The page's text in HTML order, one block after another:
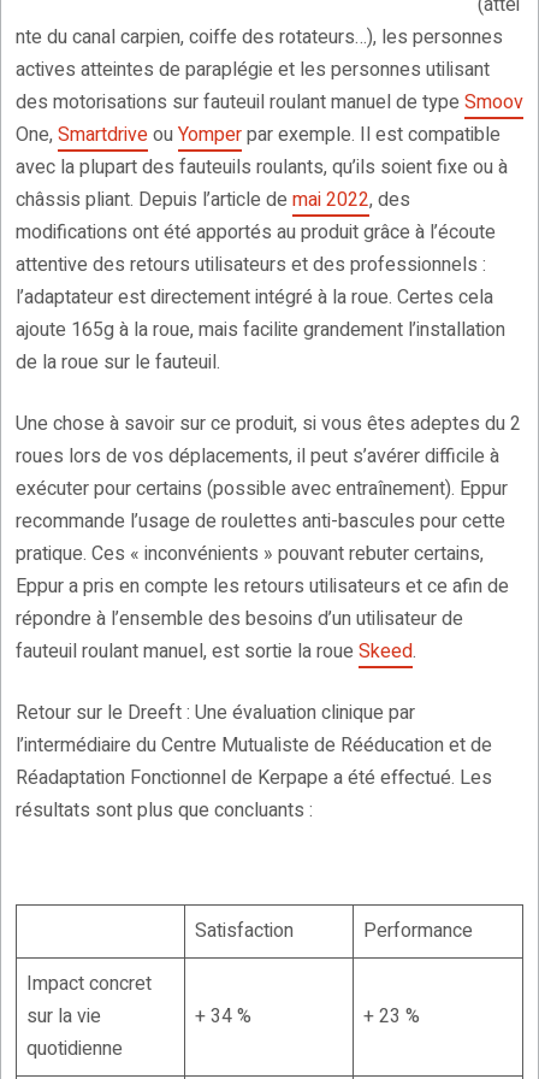
nte du canal carpien, coiffe des rotateurs…), les personnes
actives atteintes de paraplégie et les personnes utilisant
des motorisations sur fauteuil roulant manuel de type Smoov
One,SmartdriveouYomperpar exemple. Il est compatible
avec la plupart des fauteuils roulants, qu’ils soient fixe ou à
châssis pliant. Depuis l’article de mai 2022, des
modifications ont été apportés au produit grâce à l’écoute
attentive des retours utilisateurs et des professionnels :
l’adaptateur est directement intégré à la roue. Certes cela
ajoute 165g à la roue, mais facilite grandement l’installation
de la roue sur le fauteuil.
Une chose à savoir sur ce produit, si vous êtes adeptes du 2
roues lors de vos déplacements, il peut s’avérer difficile à
exécuter pour certains (possible avec entraînement). Eppur
recommande l’usage de roulettes anti-bascules pour cette
pratique. Ces « inconvénients » pouvant rebuter certains,
Eppur a pris en compte les retours utilisateurs et ce afin de
répondre à l’ensemble des besoins d’un utilisateur de
fauteuil roulant manuel, est sortie la roue Skeed.
Retour sur le Dreeft : Une évaluation clinique par
l’intermédiaire du Centre Mutualiste de Rééducation et de
Réadaptation Fonctionnel de Kerpape a été effectué. Les
résultats sont plus que concluants :
Satisfaction
Performance
Impact concret
sur la vie
quotidienne
+ 34 % + 23 %